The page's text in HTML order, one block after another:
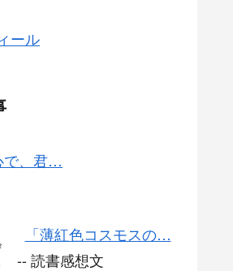
ール
で、君…
「薄紅色コスモスの…
-- 読書感想文